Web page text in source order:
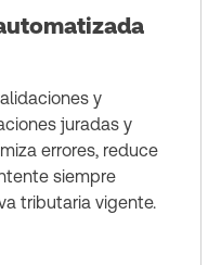
y
juradas y
errores, reduce
siempre
tributaria vigente.